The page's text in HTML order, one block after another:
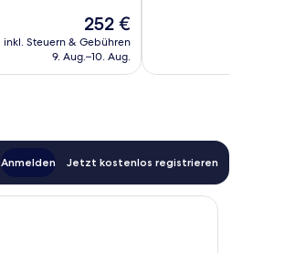
Der
Preis
beträgt
252 €
inkl. Steuern & Gebühren
9. Aug.–10. Aug.
Anmelden Jetzt kostenlos registrieren